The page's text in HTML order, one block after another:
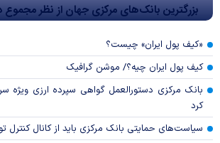
بزرگترین بانک‌های مرکزی جهان از نظر مجموع
«کیف پول ایران» چیست؟
کیف پول ایران چیه؟/ موشن گرافیک
بانک مرکزی دستورالعمل گواهی سپرده ارزی ویژه
کرد
سیاست‌های حمایتی بانک مرکزی باید از کانال کنترل